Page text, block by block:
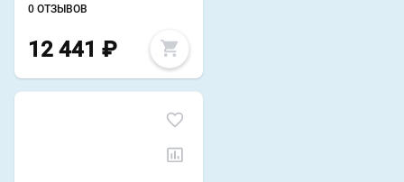
0 ОТЗЫВОВ
12 441 ₽